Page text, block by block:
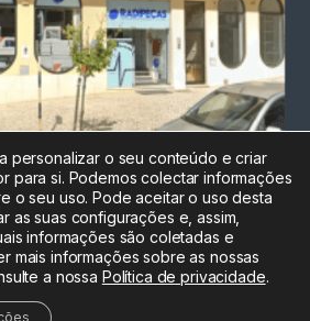
para a rede fixa
nacional
212
588 047
212
personalizar o seu conteúdo e criar
para si. Podemos colectar informações
o seu uso. Pode aceitar o uso desta
as suas configurações e, assim,
informações são coletadas e
mais informações sobre as nossas
a nossa Política de privacidade.